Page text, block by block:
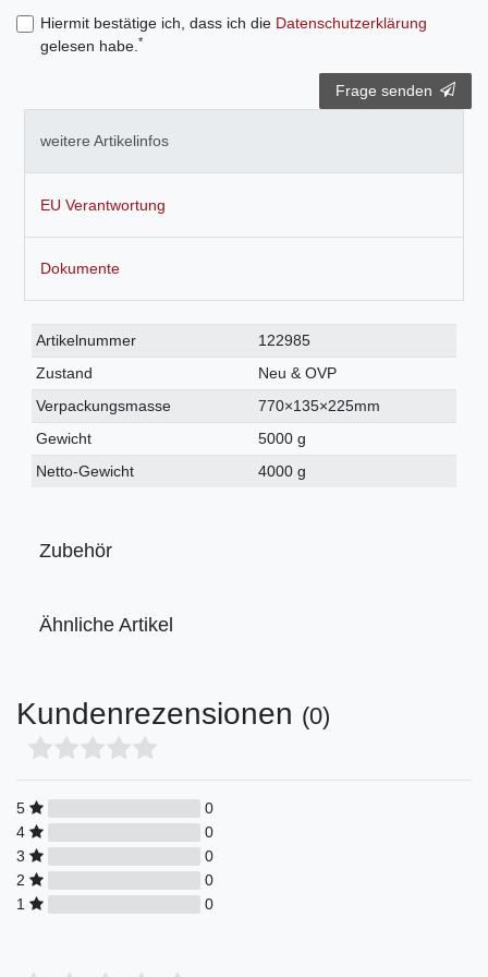
Hiermit bestätige ich, dass ich die Daten­schutz­erklärung
gelesen habe. *
Frage senden
weitere Artikelinfos
EU Verantwortung
Dokumente
Technisches
Merkmal
Wert
Artikelnummer
122985
Zustand
Neu & OVP
Verpackungsmasse
770×135×225mm
Gewicht
5000 g
Netto-Gewicht
4000 g
Zubehör
Ähnliche Artikel
Kundenrezensionen (0)
5
0
4
0
3
0
2
0
1
0